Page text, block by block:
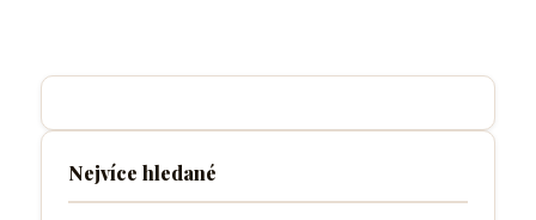
Nejvíce hledané